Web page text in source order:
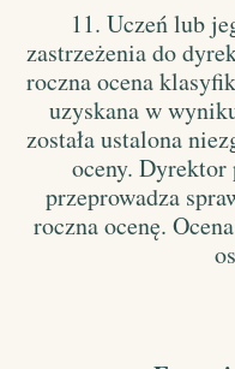
11. Uczeń lub
zastrzeżenia do
roczna ocena
uzyskana w
została ustalona
oceny. Dyrektor
przeprowadza
roczna ocenę.